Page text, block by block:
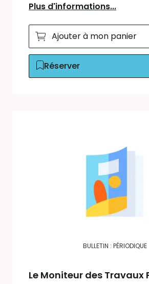
Plus d'informations...
Ajouter à mon panier
Réserver
BULLETIN : PÉRIODIQUE
Le Moniteur des Travaux